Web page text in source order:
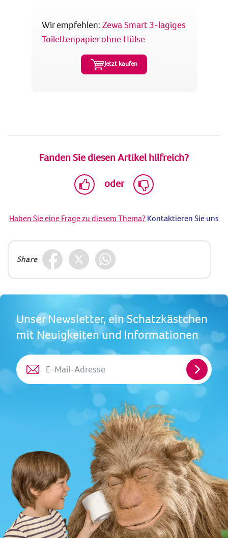
Wir empfehlen: Zewa Smart 3-lagiges
Toilettenpapier ohne Hülse
Jetzt kaufen
Fanden Sie diesen Artikel hilfreich?
oder
Haben Sie eine Frage zu diesem Thema? Kontaktieren Sie uns
Share
Unser Newsletter, ein Schatzkästchen
mit Neuigkeiten und Informationen
E-
Mail-
Adresse